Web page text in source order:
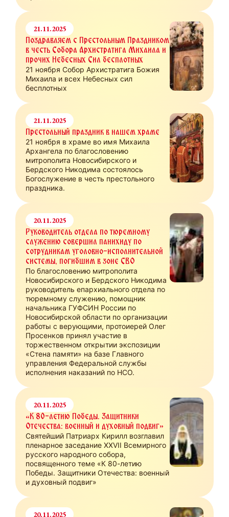
21.11.2025
Поздравляем с Престольным Праздником
в честь Собора Архистратига Михаила и
прочих Небесных Сил бесплотных
21 ноября Собор Архистратига Божия
Михаила и всех Небесных сил
бесплотных
21.11.2025
Престольный праздник в нашем храме
21 ноября в храме во имя Михаила
Архангела по благословению
митрополита Новосибирского и
Бердского Никодима состоялось
Богослужение в честь престольного
праздника.
20.11.2025
Руководитель отдела по тюремному
служению совершил панихиду по
сотрудникам уголовно-исполнительной
системы, погибшим в зоне СВО
По благословению митрополита
Новосибирского и Бердского Никодима
руководитель епархиального отдела по
тюремному служению, помощник
начальника ГУФСИН России по
Новосибирской области по организации
работы с верующими, протоиерей Олег
Просенков принял участие в
торжественном открытии экспозиции
«Стена памяти» на базе Главного
управления Федеральной службы
исполнения наказаний по НСО.
20.11.2025
«К 80-летию Победы. Защитники
Отечества: военный и духовный подвиг»
Святейший Патриарх Кирилл возглавил
пленарное заседание XXVII Всемирного
русского народного собора,
посвященного теме «К 80-летию
Победы. Защитники Отечества: военный
и духовный подвиг»
20.11.2025